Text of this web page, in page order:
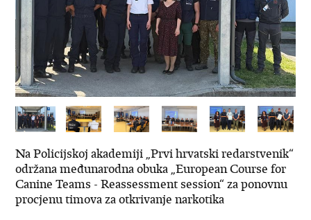
Na Policijskoj akademiji „Prvi hrvatski redarstvenik“
održana međunarodna obuka „European Course for
Canine Teams - Reassessment session“ za ponovnu
procjenu timova za otkrivanje narkotika